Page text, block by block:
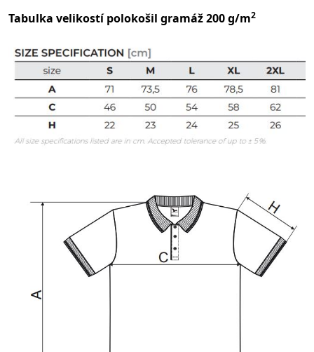
Tabulka velikostí polokošil gramáž 200 g/m2